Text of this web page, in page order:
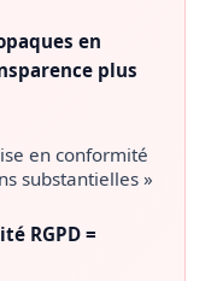
en
plus
en conformité
substantielles »
RGPD =